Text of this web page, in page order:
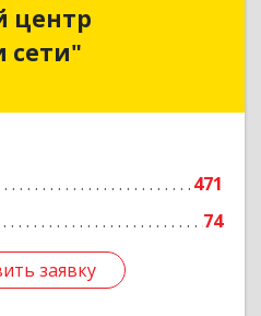
центр
сети"
471
74
заявку
центр
и сети"
Подробнее
заявку